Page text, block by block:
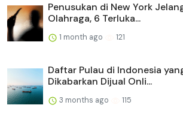
Penusukan di New York
Olahraga, 6 Terluka...
1 month ago 121
Daftar Pulau di Indonesia
Dikabarkan Dijual Onli...
3 months ago 115